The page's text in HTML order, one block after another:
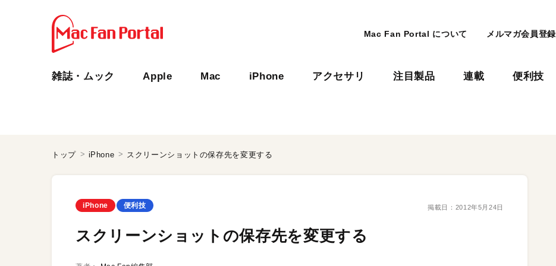
Mac Fan Portal について メルマガ会員登録
雑誌・ムック Apple Mac iPhone アクセサリ 注目製品 連載 便利技
トップ iPhone スクリーンショットの保存先を変更する
iPhone 便利技 掲載日： 2012年5月24日
スクリーンショットの保存先を変更する